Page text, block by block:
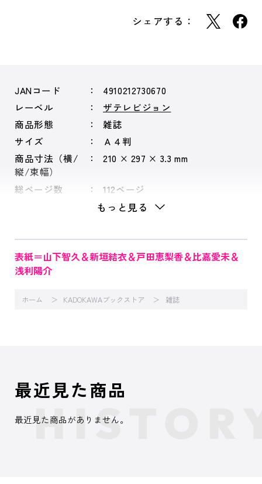
シェアする：
JANコード
4910212730670
レーベル
ザテレビジョン
商品形態
雑誌
サイズ
Ａ４判
商品寸法（横/
縦/束幅）
210 × 297 × 3.3 mm
総ページ数 112ページ
もっと見る
表紙＝山下智久＆新垣結衣＆戸田恵梨香＆比嘉愛未＆
浅利陽介
ホーム KADOKAWAブックストア 雑誌
最近見た商品
最近見た商品がありません。